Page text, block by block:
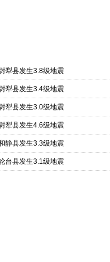
犁县发生3.8级地震
犁县发生3.4级地震
犁县发生3.0级地震
犁县发生4.6级地震
静县发生3.3级地震
台县发生3.1级地震